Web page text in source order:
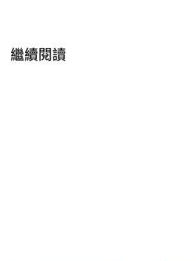
——這位常駐
繼續閱讀